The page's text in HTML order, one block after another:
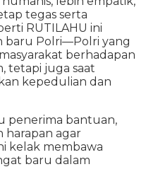
tegas serta
RUTILAHU ini
baru Polri—Polri yang
berhadapan
tetapi juga saat
kepedulian dan
penerima bantuan,
harapan agar
kelak membawa
baru dalam